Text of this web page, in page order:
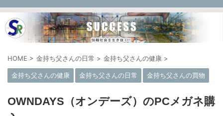
HOME > 金持ち父さんの日常 > 金持ち父さんの健康 >
金持ち父さんの健康 金持ち父さんの日常 金持ち父さんの買物
OWNDAYS（オンデーズ）のPCメガネ購